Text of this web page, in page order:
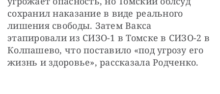
сохранил наказание в виде реального
лишения свободы. Затем Вакса
этапировали из СИЗО-1 в Томске в СИЗО-2 в
Колпашево, что поставило «под угрозу его
жизнь и здоровье», рассказала Родченко.